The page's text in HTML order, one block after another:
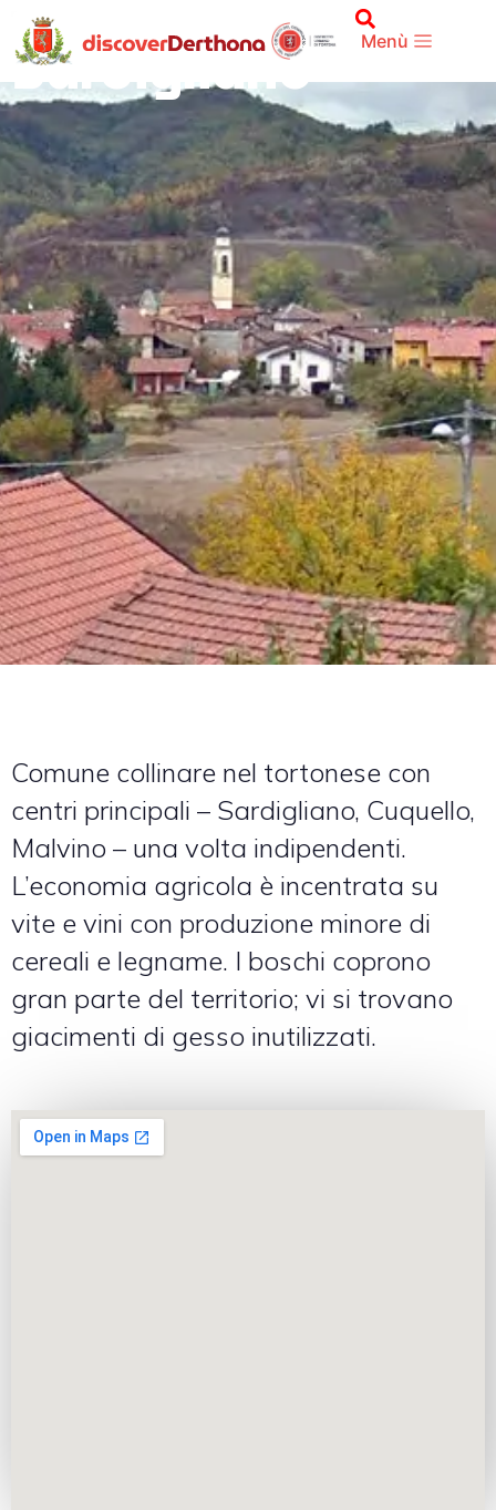
Menù
TERRITORIO
Sardigliano
Comune collinare nel tortonese con
centri principali – Sardigliano, Cuquello,
Malvino – una volta indipendenti.
L’economia agricola è incentrata su
vite e vini con produzione minore di
cereali e legname. I boschi coprono
gran parte del territorio; vi si trovano
giacimenti di gesso inutilizzati.